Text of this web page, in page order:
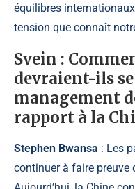
équilibres
tension que connaît
Svein :
devraient-ils
management
rapport à la
Stephen Bwansa : Les
continuer à faire preuve